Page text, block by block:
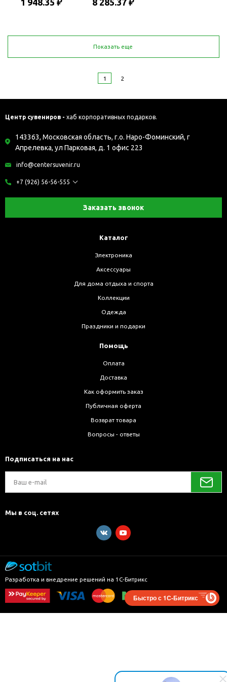
1 948.35 ₽ 8 285.37 ₽
Показать еще
1 2
Центр сувениров - хаб корпоративных подарков.
143363, Московская область, г.о. Наро-Фоминский, г
Апрелевка, ул Парковая, д. 1 офис 223
info@centersuvenir.ru
+7 (926) 56-56-555
Заказать звонок
Каталог
Электроника
Аксессуары
Для дома отдыха и спорта
Коллекции
Одежда
Праздники и подарки
Помощь
Оплата
Доставка
Как оформить заказ
Публичная оферта
Возврат товара
Вопросы - ответы
Подписаться на нас
Мы в соц. сетях
Разработка и внедрение решений на 1С-Битрикс
Быстро с 1С-Битрикс